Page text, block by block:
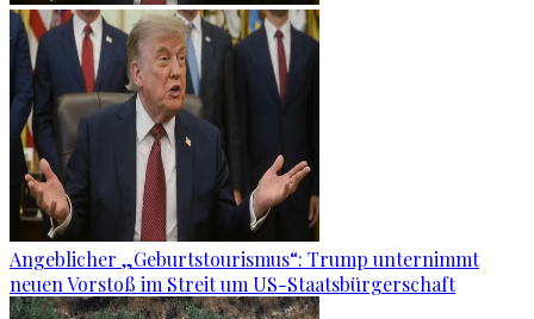
Angeblicher „Geburtstourismus“: Trump unternimmt
neuen Vorstoß im Streit um US-Staatsbürgerschaft